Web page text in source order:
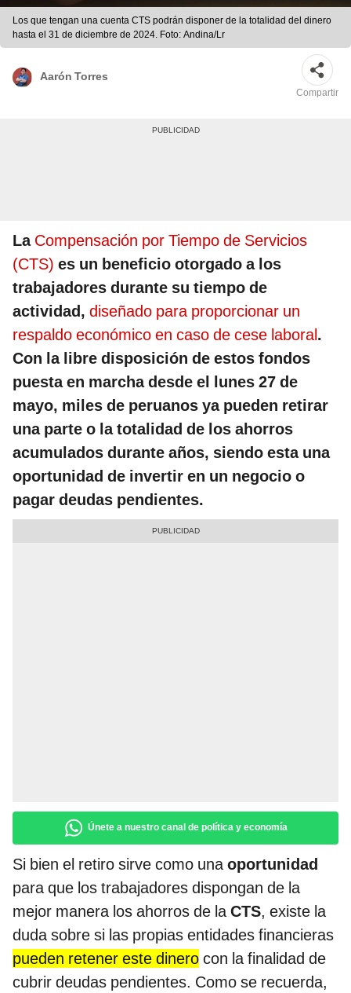
Los que tengan una cuenta CTS podrán disponer de la totalidad del dinero
hasta el 31 de diciembre de 2024. Foto: Andina/Lr
Aarón Torres
Compartir
La Compensación por Tiempo de Servicios
(CTS) es un beneficio otorgado a los
trabajadores durante su tiempo de
actividad, diseñado para proporcionar un
respaldo económico en caso de cese laboral.
Con la libre disposición de estos fondos
puesta en marcha desde el lunes 27 de
mayo, miles de peruanos ya pueden retirar
una parte o la totalidad de los ahorros
acumulados durante años, siendo esta una
oportunidad de invertir en un negocio o
pagar deudas pendientes.
Únete a nuestro canal de política y economía
Si bien el retiro sirve como unaoportunidad
para que los trabajadores dispongan de la
mejor manera los ahorros de laCTS, existe la
duda sobre si las propias entidades financieras
pueden retener este dinero con la finalidad de
cubrir deudas pendientes. Como se recuerda,